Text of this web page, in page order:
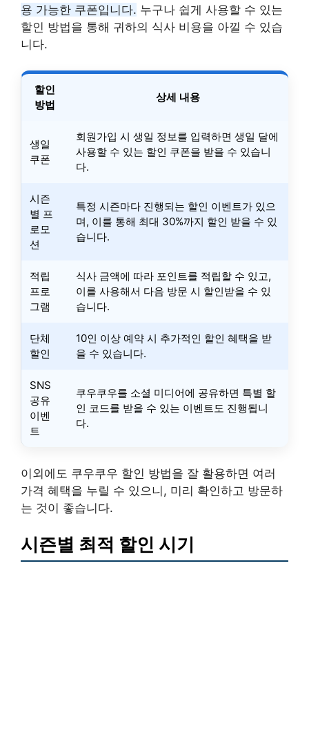
용 가능한 쿠폰입니다. 누구나 쉽게 사용할 수 있는
할인 방법을 통해 귀하의 식사 비용을 아낄 수 있습
니다.
할인
방법
상세 내용
생일
쿠폰
회원가입 시 생일 정보를 입력하면 생일 달에
사용할 수 있는 할인 쿠폰을 받을 수 있습니
다.
시즌
별 프
로모
션
특정 시즌마다 진행되는 할인 이벤트가 있으
며, 이를 통해 최대 30%까지 할인 받을 수 있
습니다.
적립
프로
그램
식사 금액에 따라 포인트를 적립할 수 있고,
이를 사용해서 다음 방문 시 할인받을 수 있
습니다.
단체
할인
10인 이상 예약 시 추가적인 할인 혜택을 받
을 수 있습니다.
SNS
공유
이벤
트
쿠우쿠우를 소셜 미디어에 공유하면 특별 할
인 코드를 받을 수 있는 이벤트도 진행됩니
다.
이외에도 쿠우쿠우 할인 방법을 잘 활용하면 여러
가격 혜택을 누릴 수 있으니, 미리 확인하고 방문하
는 것이 좋습니다.
시즌별 최적 할인 시기